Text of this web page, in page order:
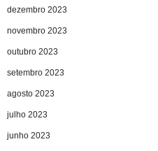
dezembro 2023
novembro 2023
outubro 2023
setembro 2023
agosto 2023
julho 2023
junho 2023